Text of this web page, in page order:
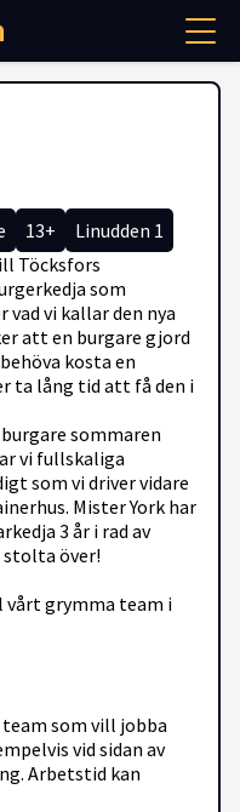
13+
Linudden 1
Töcksfors
som
vi kallar den nya
att en burgare gjord
kosta en
ta lång tid att få den i
sommaren
vi fullskaliga
som vi driver vidare
Mister York har
3 år i rad av
stolta över!
vårt grymma team i
som vill jobba
vid sidan av
Arbetstid kan